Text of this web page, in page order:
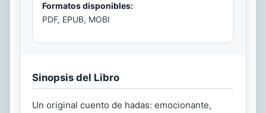
Formatos disponibles:
PDF, EPUB, MOBI
Sinopsis del Libro
Un original cuento de hadas: emocionante,